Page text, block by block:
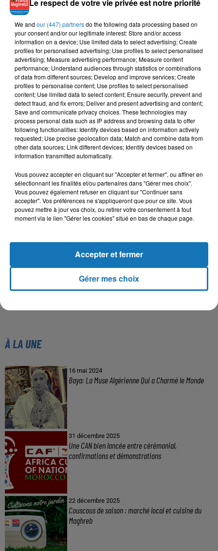
pouvoir contraint et forcé sous la pression d'immenses
manifestations populaires historiques, la justice a confirmé
l'ouverture d'une série d'enquêtes sur des affaires de
corruptiontouchant plusieurs puissants hommes d'affaires
et de hauts responsables de l'Etat algérien. A noter que les
algérien qui manifestent, revendiquent haut et fort le départ
de l'ensemble du «système» au pouvoir depuis le
déclenchement de la contestation, le 22 février
À LA UNE
16 mai 2024
Baya: La Muse Algérienne Qui a Charmé le Monde
31 décembre 2025
Une CAN bien lancée entre cérémonial,
confirmations et démonstrations
22 décembre 2025
Couscous de saison : marché local et cuisine du
Maghreb
Le respect de votre vie privée est notre priorité
We and our (447) partnersdo the following data processing based on
your consent and/or our legitimate interest: Store and/or access
information on a device; Use limited data to select advertising; Create
profiles for personalised advertising; Use profiles to select personalised
advertising; Measure advertising performance; Measure content
performance; Understand audiences through statistics or combinations
of data from different sources; Develop and improve services; Create
profiles to personalise content; Use profiles to select personalised
content; Use limited data to select content; Ensure security, prevent and
detect fraud, and fix errors; Deliver and present advertising and content;
Save and communicate privacy choices. These technologies may
process personal data such as IP address and browsing data to offer
following functionalities: Identify devices based on information actively
requested; Use precise geolocation data; Match and combine data from
other data sources; Link different devices; Identify devices based on
information transmitted automatically.
Vous pouvez accepter en cliquant sur "Accepter et fermer", ou affiner en
sélectionnant les finalités et/ou partenaires dans "Gérer mes choix".
Vous pouvez également refuser en cliquant sur "Continuer sans
accepter". Vos préférences ne s'appliqueront que pour ce site. Vous
pouvez mettre à jour vos choix, ou retirer votre consentement à tout
moment via le lien "Gérer les cookies" situé en bas de chaque page.
Gérer mes choix
Accepter et fermer